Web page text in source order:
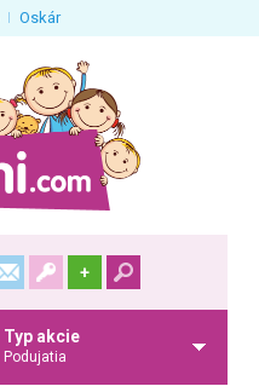
Oskár
+
Typ akcie
Podujatia